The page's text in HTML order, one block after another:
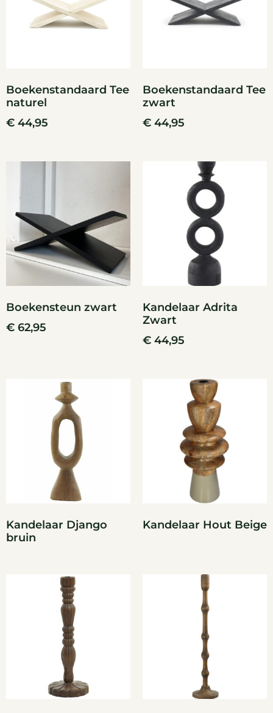
Boekenstandaard Tee
naturel
€ 44,95
Boekenstandaard Tee
zwart
€ 44,95
Boekensteun zwart
€ 62,95
Kandelaar Adrita
Zwart
€ 44,95
Kandelaar Django
bruin
Kandelaar Hout Beige